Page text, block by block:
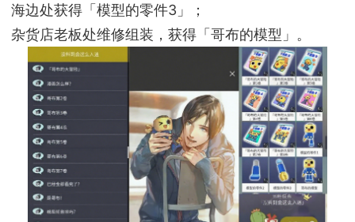
海边处获得「模型的零件3」；
杂货店老板处维修组装，获得「哥布的模型」。